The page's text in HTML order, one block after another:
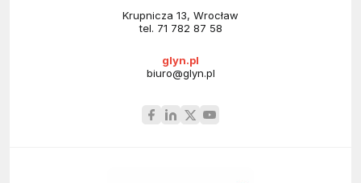
Krupnicza 13, Wrocław
tel. 71 782 87 58
glyn.pl
biuro@glyn.pl